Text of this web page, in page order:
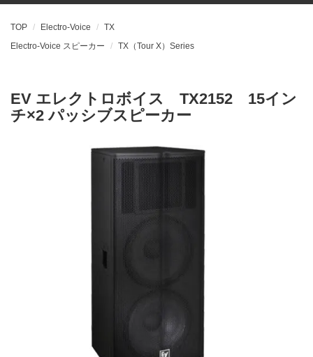
TOP Electro-Voice
TX
Electro-Voice スピーカー
TX（Tour X）Series
EV エレクトロボイス TX2152 15イン
チ×2 パッシブスピーカー